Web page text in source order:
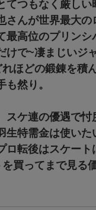
てつもなく厳しい
さんが世界最大の
最高位のプリンシ
けで~凄まじいジ
ほどの鍛錬を積
も然り。
スケ連の優遇で忖
生特需金は使いた
ロ転後はスケート
買ってまで見る